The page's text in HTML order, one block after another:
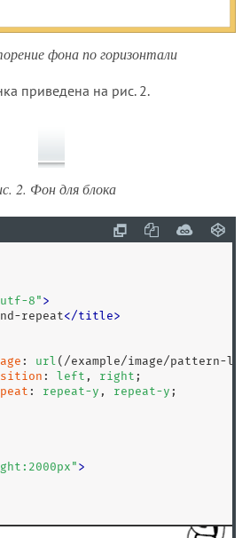
фона по горизонтали
приведена на рис. 2.
2. Фон для блока
utf-8 " >
repeat</title>
: url (/example/image/pattern-
: left , right ;
: repeat-y , repeat-y ;
" >